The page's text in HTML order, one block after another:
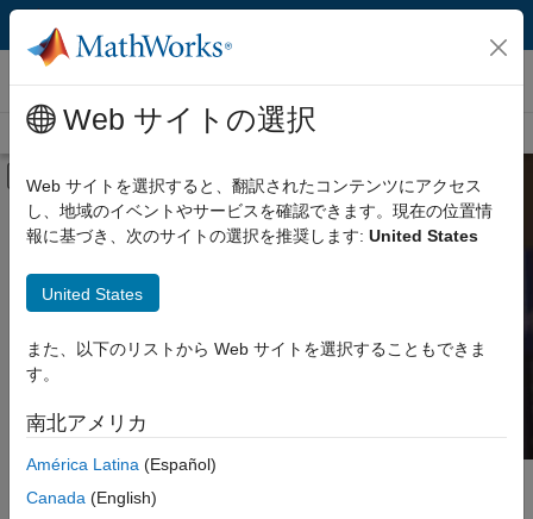
コンテンツへスキップ
MATLAB/Simulink 関連書籍
関連書籍トップページ 検索 Book Program に参加する
オフキャンバス ナビゲーション メ
カテゴリー別
製品
MATLAB および Simulink 関
ことができます。
メインコンテンツ
検索
Web サイトの選択
Web サイトを選択すると、翻訳されたコンテンツにアクセス
し、地域のイベントやサービスを確認できます。現在の位置情
報に基づき、次のサイトの選択を推奨します: United States
United States
また、以下のリストから Web サイトを選択することもできま
す。
南北アメリカ
América Latina (Español)
Canada (English)